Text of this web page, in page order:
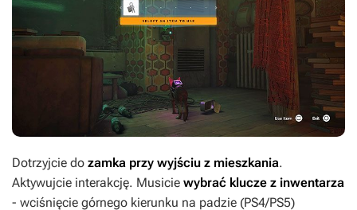
Dotrzyjcie do zamka przy wyjściu z mieszkania.
Aktywujcie interakcję. Musicie wybrać klucze z inwentarza
- wciśnięcie górnego kierunku na padzie (PS4/PS5)